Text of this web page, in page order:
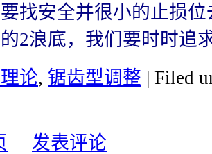
找安全并很小的止损
2浪底，我们要时时追
论, 锯齿型调整 | Filed
发表评论